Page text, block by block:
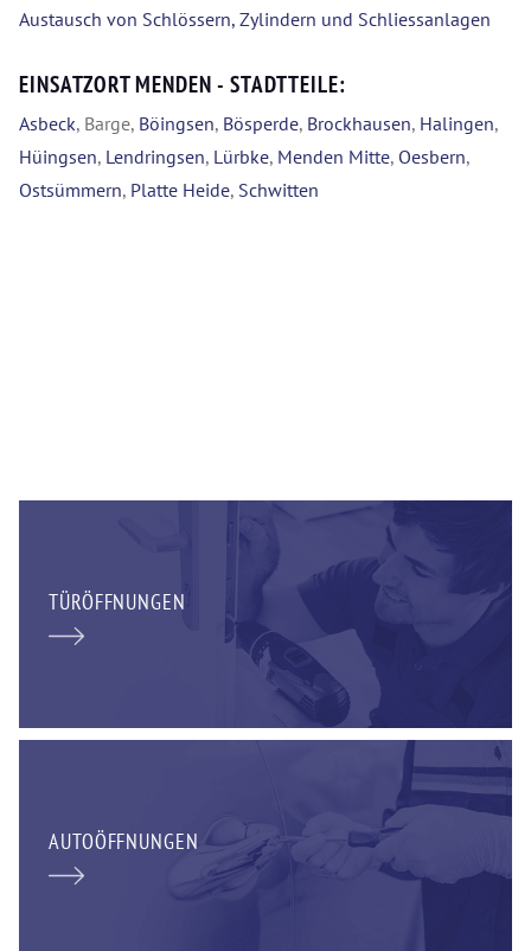
Austausch von Schlössern, Zylindern und Schliessanlagen
EINSATZORT MENDEN - STADTTEILE:
Asbeck, Barge, Böingsen, Bösperde, Brockhausen, Halingen,
Hüingsen, Lendringsen, Lürbke, Menden Mitte, Oesbern,
Ostsümmern, Platte Heide, Schwitten
TÜRÖFFNUNGEN
AUTOÖFFNUNGEN